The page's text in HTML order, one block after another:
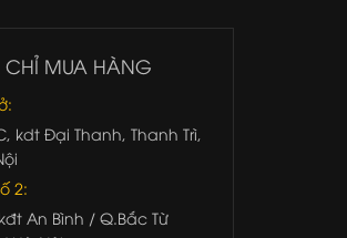
MUA HÀNG
kdt Đại Thanh, Thanh Trì,
2:
An Bình / Q.Bắc Từ